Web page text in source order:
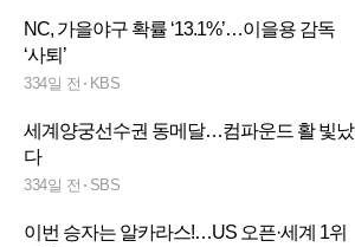
NC, 가을야구 확률 ‘13.1%’…이을용 감독
‘사퇴’
334일 전 KBS
세계양궁선수권 동메달…컴파운드 활 빛났
다
334일 전 SBS
이번 승자는 알카라스!…US 오픈·세계 1위